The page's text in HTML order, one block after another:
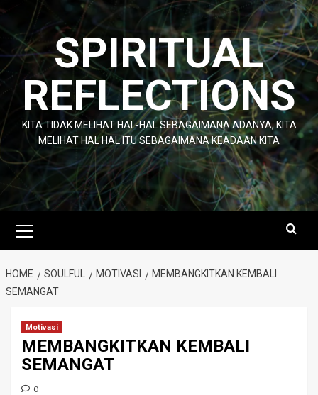
Skip
content
SPIRITUAL
REFLECTIONS
KITA TIDAK MELIHAT HAL-HAL SEBAGAIMANA ADANYA, KITA
MELIHAT HAL HAL ITU SEBAGAIMANA KEADAAN KITA
Menu
HOME SOULFUL MOTIVASI
MEMBANGKITKAN KEMBALI
SEMANGAT
Motivasi
MEMBANGKITKAN KEMBALI
SEMANGAT
0